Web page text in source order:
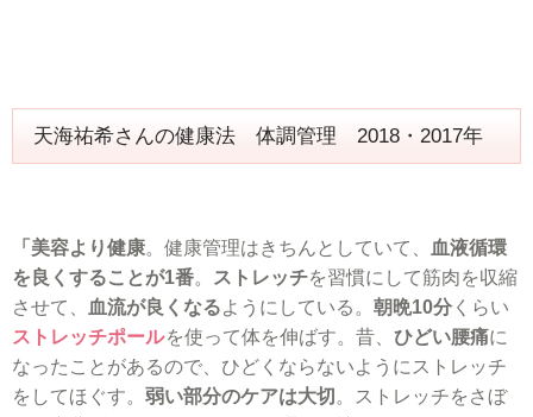
天海祐希さんの健康法 体調管理 2018・2017年
「美容より健康。健康管理はきちんとしていて、
血液循環
を良くすることが1番。 ストレッチを習慣にして筋肉を収縮
させて、
血流が良くなるようにしている。 朝晩10分 くらい
ストレッチポールを使って体を伸ばす。昔、 ひどい腰痛に
なったことがあるので、ひどくならないようにストレッチ
をしてほぐす。 弱い部分のケアは大切 。ストレッチをさぼ